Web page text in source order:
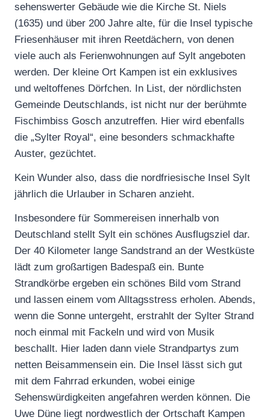
sehenswerter Gebäude wie die Kirche St. Niels
(1635) und über 200 Jahre alte, für die Insel typische
Friesenhäuser mit ihren Reetdächern, von denen
viele auch als Ferienwohnungen auf Sylt angeboten
werden. Der kleine Ort Kampen ist ein exklusives
und weltoffenes Dörfchen. In List, der nördlichsten
Gemeinde Deutschlands, ist nicht nur der berühmte
Fischimbiss Gosch anzutreffen. Hier wird ebenfalls
die „Sylter Royal“, eine besonders schmackhafte
Auster, gezüchtet.
Kein Wunder also, dass die nordfriesische Insel Sylt
jährlich die Urlauber in Scharen anzieht.
Insbesondere für Sommereisen innerhalb von
Deutschland stellt Sylt ein schönes Ausflugsziel dar.
Der 40 Kilometer lange Sandstrand an der Westküste
lädt zum großartigen Badespaß ein. Bunte
Strandkörbe ergeben ein schönes Bild vom Strand
und lassen einem vom Alltagsstress erholen. Abends,
wenn die Sonne untergeht, erstrahlt der Sylter Strand
noch einmal mit Fackeln und wird von Musik
beschallt. Hier laden dann viele Strandpartys zum
netten Beisammensein ein. Die Insel lässt sich gut
mit dem Fahrrad erkunden, wobei einige
Sehenswürdigkeiten angefahren werden können. Die
Uwe Düne liegt nordwestlich der Ortschaft Kampen